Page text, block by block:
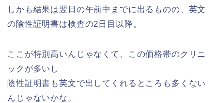
しかも結果は翌日の午前中までに出るものの、英文
の陰性証明書は検査の2日目以降。
ここが特別高いんじゃなくて、この価格帯のクリニ
ックが多いし
陰性証明書も英文で出してくれるところも多くない
んじゃないかな。